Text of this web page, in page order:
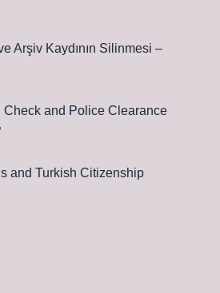
Arşiv Kaydının Silinmesi –
Check and Police Clearance
and Turkish Citizenship